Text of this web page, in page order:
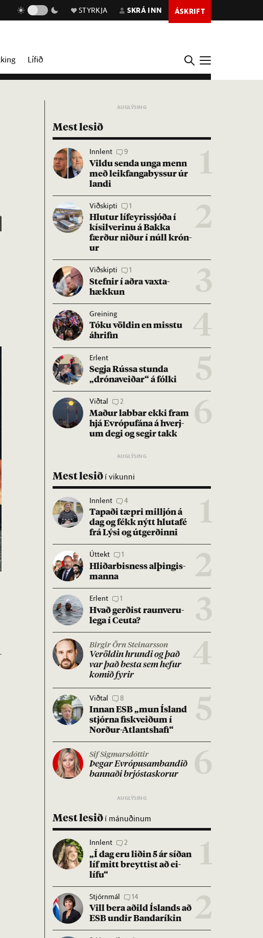
STYRKJA SKRÁ INN ÁSKRIFT
Lífið
Mest lesið
1
Innlent 9
Vildu senda unga menn
með leik­fanga­byss­ur úr
landi
2
Viðskipti 1
Hlut­ur líf­eyr­is­sjóða í
kís­il­ver­inu á Bakka
færð­ur nið­ur í núll krón­
ur
3
Viðskipti 1
Stefn­ir í aðra vaxta­
hækk­un
4
Greining
Tóku völd­in en misstu
áhrif­in
5
Erlent
Segja Rússa stunda
„dróna­veið­ar“ á fólki
6
Viðtal 2
Mað­ur labb­ar ekki fram
hjá Evr­ópuf­ána á hverj­
um degi og seg­ir takk
Mest lesið í vikunni
1
Innlent 4
Tap­aði tæpri millj­ón á
dag og fékk nýtt hluta­fé
frá Lýsi og út­gerð­inni
2
Úttekt 1
Hlið­ar­bis­ness al­þing­is­
manna
3
Erlent 1
Hvað gerð­ist raun­veru­
lega í Ceuta?
4
Birgir Örn Steinarsson
Ver­öld­in hrundi og það
var það besta sem hef­ur
kom­ið fyr­ir
5
Viðtal 8
Inn­an ESB „mun Ís­land
stjórna fisk­veið­um í
Norð­ur-Atlants­hafi“
6
Sif Sigmarsdóttir
Þeg­ar Evr­ópu­sam­band­ið
bann­aði brjósta­skor­ur
Mest lesið í mánuðinum
1
Innlent 2
„Í dag eru lið­in 5 ár síð­an
líf mitt breytt­ist að ei­
lífu“
2
Stjórnmál 14
Vill bera að­ild Ís­lands að
ESB und­ir Banda­rík­in